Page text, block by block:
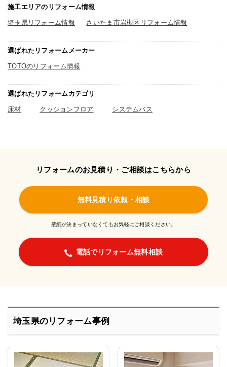
が多いので引いたりしたら考えただけ
るお風呂だと思いました。
施工エリアのリフォーム情報
埼玉県リフォーム情報 さいたま市岩槻区リフォーム情報
選ばれたリフォームメーカー
TOTOのリフォーム情報
選ばれたリフォームカテゴリ
床材 クッションフロア システムバス
リフォームのお見積り・ご相談はこちらから
無料見積り依頼・相談
壁紙が決まっていなくてもお気軽にご相談ください。
電話でリフォーム無料相談
埼玉県のリフォーム事例